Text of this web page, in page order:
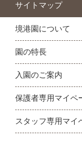
サイトマップ
境港園について
園の特長
入園のご案内
保護者専用マイペ
スタッフ専用マイ